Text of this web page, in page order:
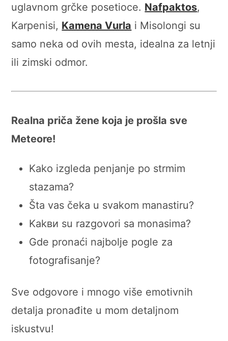
uglavnom grčke posetioce. Nafpaktos,
Karpenisi, Kamena Vurla i Misolongi su
samo neka od ovih mesta, idealna za letnji
ili zimski odmor.
Realna priča žene koja je prošla sve
Meteore!
Kako izgleda penjanje po strmim
stazama?
Šta vas čeka u svakom manastiru?
Kakви su razgovori sa monasima?
Gde pronaći najbolje pogle za
fotografisanje?
Sve odgovore i mnogo više emotivnih
detalja pronađite u mom detaljnom
iskustvu!